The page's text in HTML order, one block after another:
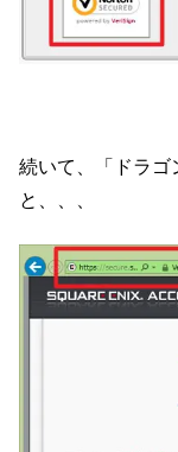
続いて、「ドラゴ
と、、、